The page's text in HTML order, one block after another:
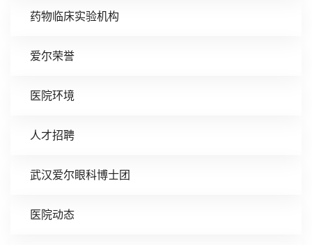
药物临床实验机构
爱尔荣誉
医院环境
人才招聘
武汉爱尔眼科博士团
医院动态